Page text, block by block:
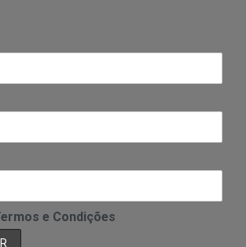
e Condições